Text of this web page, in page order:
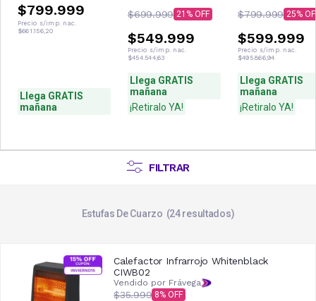
53HVP12N81E
3600W 3100F
$799.999
Precio s/imp. nac.
$661.156,20
Llega GRATIS
mañana
2300F
27HR4SYRKG00N
$699.999 21
$549.999
Precio s/imp. nac.
$454.544,63
Llega GRATIS
mañana
¡Retiralo YA!
2900F
$799.999 25
$599.999
Precio s/imp. nac.
$495.866,94
Llega GRATIS
mañana
¡Retiralo YA!
FILTRAR
Estufas De Cuarzo 24resultados
Calefactor Infrarrojo Whitenblack
CIWB02
Vendido por Frávega
$35.999 8